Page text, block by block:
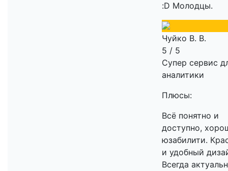
:D Молодцы.
Чуйко В. В.
5 / 5
Супер сервис
аналитики
Плюсы:
Всё понятно и
доступно,
юзабилити.
и удобный
Всегда